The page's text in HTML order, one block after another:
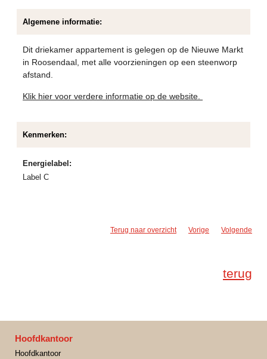
Algemene informatie:
Dit driekamer appartement is gelegen op de Nieuwe Markt
in Roosendaal, met alle voorzieningen op een steenworp
afstand.
Klik hier voor verdere informatie op de website.
Kenmerken:
Energielabel:
Label C
Terug naar overzicht Vorige Volgende
terug
Hoofdkantoor
Hoofdkantoor